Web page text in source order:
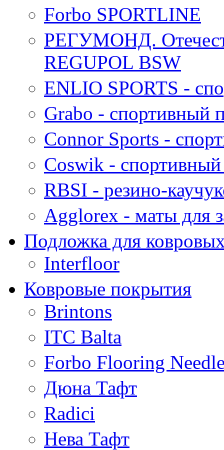
Forbo SPORTLINE
РЕГУМОНД.
REGUPOL BSW
ENLIO SPORTS -
Grabo - спортивный
Connor Sports -
Coswik - cпортивный
RBSI - резино-
Agglorex - маты для
Подложка для
Interfloor
Ковровые покрытия
Brintons
ITC Balta
Forbo Flooring
Дюна Тафт
Radici
Нева Тафт